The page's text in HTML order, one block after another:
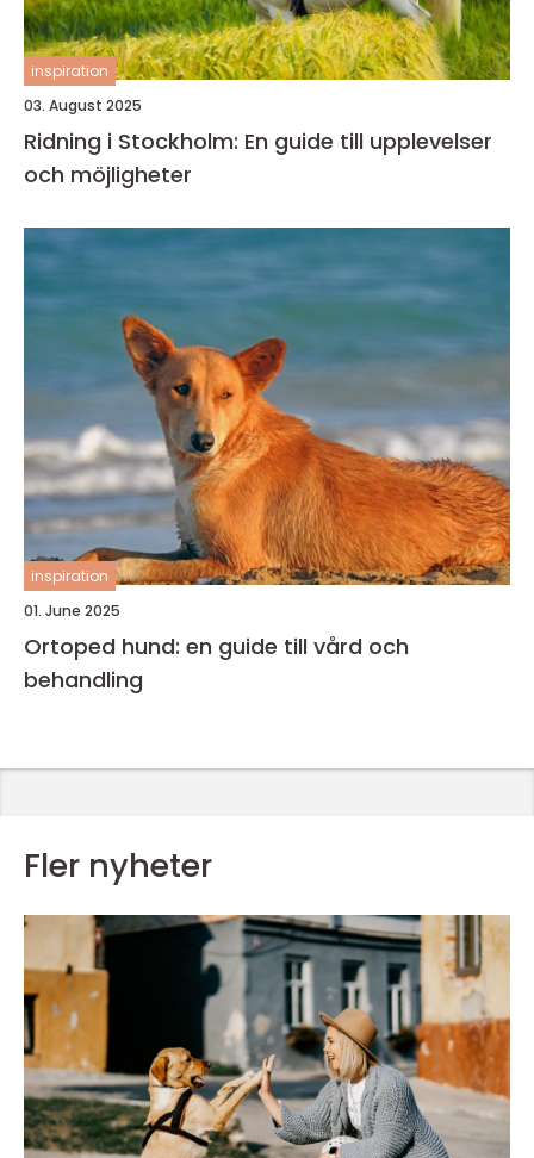
inspiration
03. August 2025
Ridning i Stockholm: En guide till upplevelser
och möjligheter
inspiration
01. June 2025
Ortoped hund: en guide till vård och
behandling
Fler nyheter